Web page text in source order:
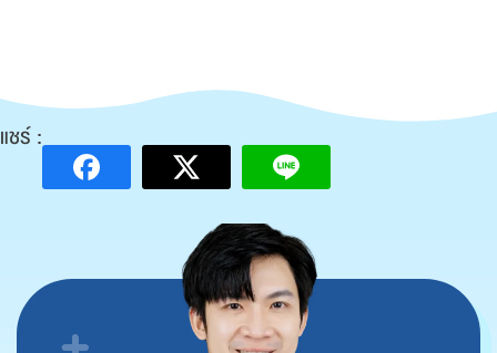
แชร์ :